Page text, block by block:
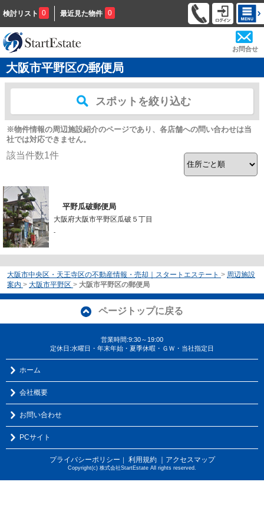
検討リスト 0 最近見た物件 0
お問合せ
大阪市平野区の郵便局
スポットを絞り込む
※物件情報の周辺施設紹介のページであり、各店舗への問い合わせは当
社では対応できません。
該当件数1件
平野瓜破郵便局
大阪府大阪市平野区瓜破５丁目
-
大阪市中央区・天王寺区の不動産情報・売却｜スタートエステート > 周辺施設
案内 > 大阪市平野区 > 大阪市平野区の郵便局
ページトップに戻る
営業時間:9:30～19:00
定休日:水曜日・年末年始・夏季休暇・ＧＷ・当社指定日
ホーム
会社概要
お問い合わせ
PCサイト
プライバシーポリシー ｜ 利用規約 ｜アクセスマップ
Copyright(c) 株式会社StartEstate All rights reserved.